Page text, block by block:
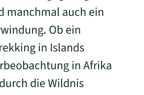
manchmal auch ein
Ob ein
in Islands
in Afrika
die Wildnis